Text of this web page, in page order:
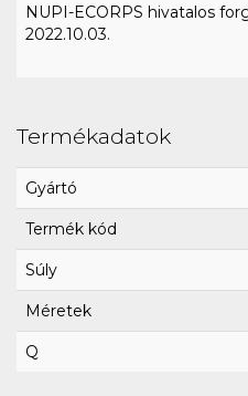
NUPI-ECORPS hivatalos
2022.10.03.
Termékadatok
Gyártó
Termék kód
Súly
Méretek
Q